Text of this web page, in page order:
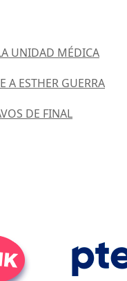
UNIDAD MÉDICA
A ESTHER GUERRA
DE FINAL